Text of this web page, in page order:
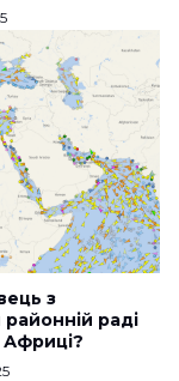
з
раді
Африці?